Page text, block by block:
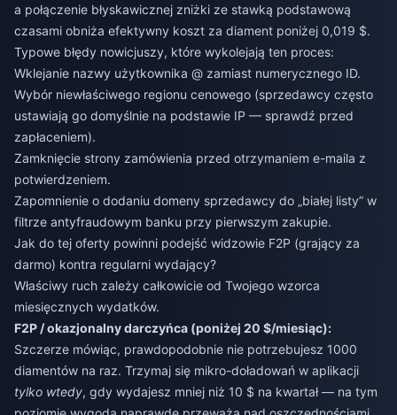
a połączenie błyskawicznej zniżki ze stawką podstawową
czasami obniża efektywny koszt za diament poniżej 0,019 $.
Typowe błędy nowicjuszy, które wykolejają ten proces:
Wklejanie nazwy użytkownika @ zamiast numerycznego ID.
Wybór niewłaściwego regionu cenowego (sprzedawcy często
ustawiają go domyślnie na podstawie IP — sprawdź przed
zapłaceniem).
Zamknięcie strony zamówienia przed otrzymaniem e-maila z
potwierdzeniem.
Zapomnienie o dodaniu domeny sprzedawcy do „białej listy” w
filtrze antyfraudowym banku przy pierwszym zakupie.
Jak do tej oferty powinni podejść widzowie F2P (grający za
darmo) kontra regularni wydający?
Właściwy ruch zależy całkowicie od Twojego wzorca
miesięcznych wydatków.
F2P / okazjonalny darczyńca (poniżej 20 $/miesiąc):
Szczerze mówiąc, prawdopodobnie nie potrzebujesz 1000
diamentów na raz. Trzymaj się mikro-doładowań w aplikacji
tylko wtedy, gdy wydajesz mniej niż 10 $ na kwartał — na tym